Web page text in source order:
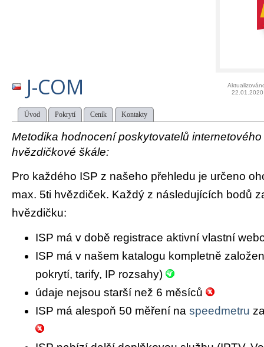
J-COM
22.01.2020
Úvod Pokrytí Ceník Kontakty
Metodika hodnocení poskytovatelů
hvězdičkové škále:
Pro každého ISP z našeho přehledu je určeno
max. 5ti hvězdiček. Každý z následujících bodů
hvězdičku:
ISP má v době registrace aktivní vlastní
ISP má v našem katalogu kompletně
pokrytí, tarify, IP rozsahy)
údaje nejsou starší než 6 měsíců
ISP má alespoň 50 měření na speedmetru